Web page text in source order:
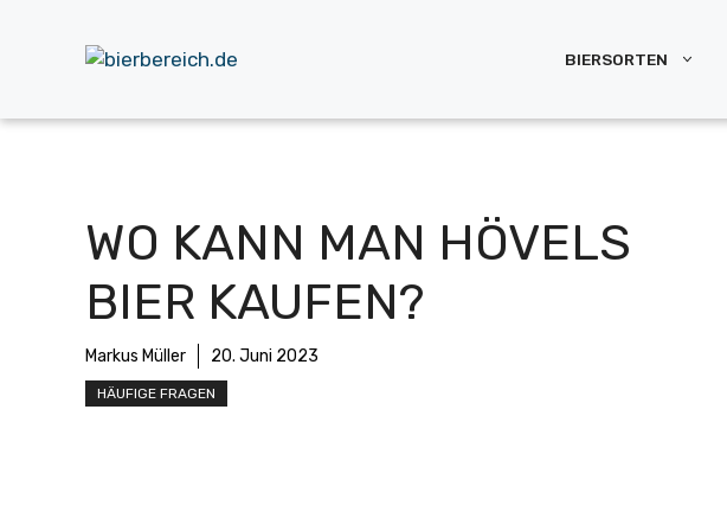
BIERSORTEN
WO KANN MAN HÖVELS
BIER KAUFEN?
Markus Müller 20. Juni 2023
HÄUFIGE FRAGEN